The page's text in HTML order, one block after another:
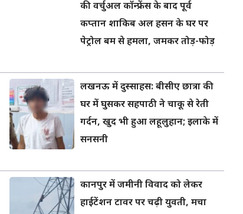
की वर्चुअल कॉन्फ्रेंस के बाद पूर्व
कप्तान शाकिब अल हसन के घर पर
पेट्रोल बम से हमला, जमकर तोड़-फोड़
लखनऊ में दुस्साहस: बीसीए छात्रा की
घर में घुसकर सहपाठी ने चाकू से रेती
गर्दन, खुद भी हुआ लहूलुहान; इलाके में
सनसनी
कानपुर में जमीनी विवाद को लेकर
हाईटेंशन टावर पर चढ़ी युवती, मचा